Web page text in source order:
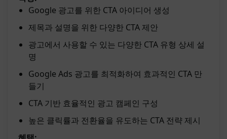
Google 광고를 위한 CTA 아이디어 생성
제목과 설명을 위한 다양한 CTA 제안
광고에서 사용할 수 있는 다양한 CTA 유형 상세 설
명
Google Ads 광고를 최적화하여 효과적인 CTA 만
들기
CTA 기반 효율적인 광고 캠페인 구성
높은 클릭률과 전환율을 유도하는 CTA 전략 제시